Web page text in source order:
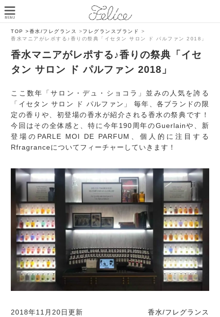
TOP >香水/フレグランス >フレグランスブランド
>
香水マニアがレポする♪香りの祭典「イセタン サロン ド パルファン 2018」
香水マニアがレポする♪香りの祭典「イセ
タン サロン ド パルファン 2018」
ここ数年「サロン・デュ・ショコラ」並みの人気を誇る
「イセタン サロン ド パルファン」 毎年、各ブランドの限
定の香りや、初登場の香水が紹介される香水の祭典です！
今回はその全体感と、特に今年190周年のGuerlainや、新
登場のPARLE MOI DE PARFUM、個人的に注目する
Rfragranceについてフィーチャーしていきます！
2018年11月20日更新 香水/フレグランス